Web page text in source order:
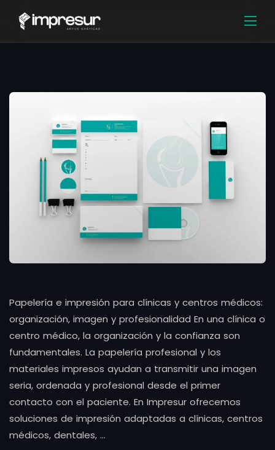
Papelería e impresión para clínicas y centros médicos:
organización, imagen y profesionalidad En una clínica o
centro médico, la organización y la confianza son
fundamentales. La papelería profesional y los
materiales impresos ayudan a transmitir una imagen
seria, ordenada y profesional desde el primer
contacto con el paciente. En Impresur ofrecemos
soluciones de impresión adaptadas a clínicas, centros
médicos, dentales, …